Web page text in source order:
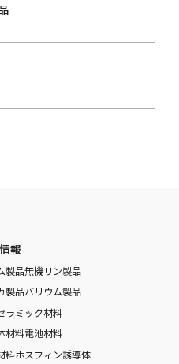
報
製品無機リン製品
製品バリウム製品
ラミック材料
材料電池材料
料ホスフィン誘導体